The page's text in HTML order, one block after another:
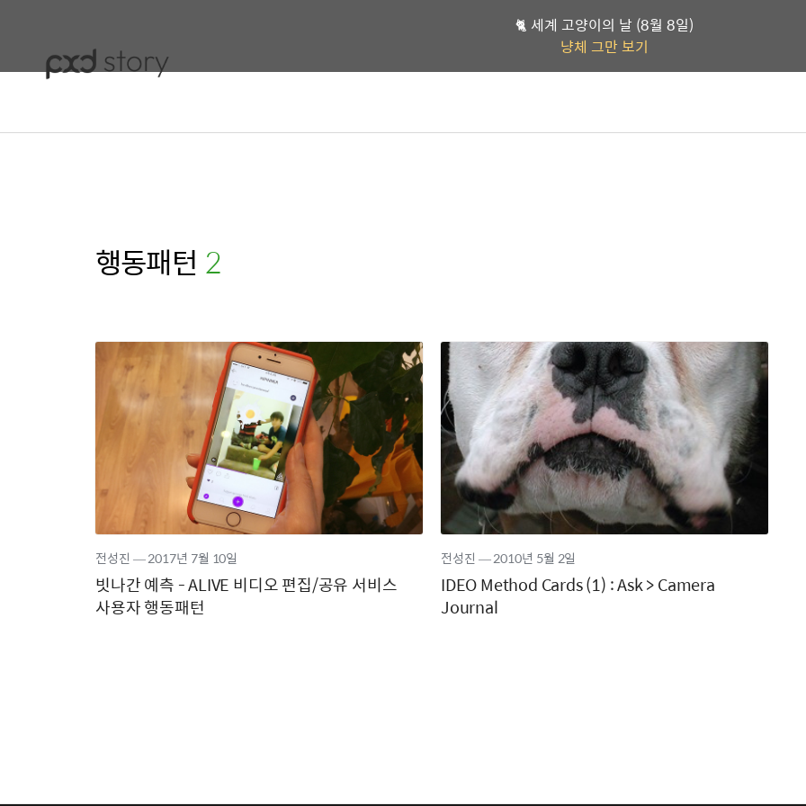
🐈 세계 고양이의 날 (8월 8일)
냥체 그만 보기
행동패턴 (2)
빗나간 예측 - ALIVE 비디오 편집/공유 서비스
사용자 행동패턴
전성진 ―2017년 7월 10일
IDEO Method Cards (1) : Ask > Camera
Journal
전성진 ―2010년 5월 2일